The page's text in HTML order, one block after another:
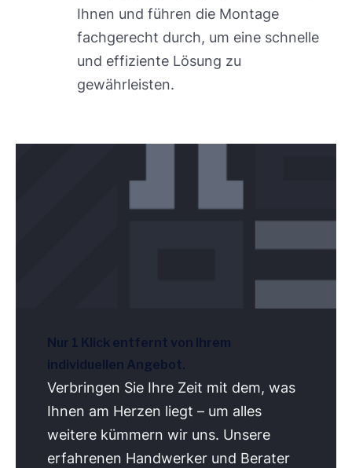
Ihnen und führen die Montage
fachgerecht durch, um eine schnelle
und effiziente Lösung zu
gewährleisten.
Nur 1 Klick entfernt von Ihrem
individuellen Angebot.
Verbringen Sie Ihre Zeit mit dem, was
Ihnen am Herzen liegt – um alles
weitere kümmern wir uns. Unsere
erfahrenen Handwerker und Berater